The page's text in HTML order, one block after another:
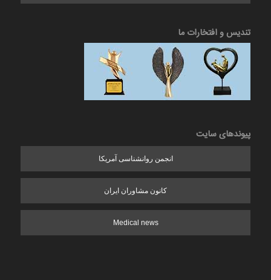
تندیس و افتخارات ما
پیوندهای سایت
انجمن روانشناسی آمریکا
کانون مشاوران ایران
Medical news